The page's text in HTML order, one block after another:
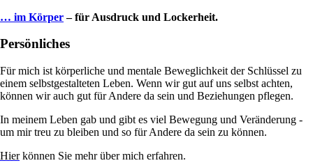
… im Körper– für Ausdruck und Lockerheit.
Persönliches
Für mich ist körperliche und mentale Beweglichkeit der Schlüssel zu
einem selbstgestalteten Leben. Wenn wir gut auf uns selbst achten,
können wir auch gut für Andere da sein und Beziehungen pflegen.
In meinem Leben gab und gibt es viel Bewegung und Veränderung -
um mir treu zu bleiben und so für Andere da sein zu können.
Hierkönnen Sie mehr über mich erfahren.